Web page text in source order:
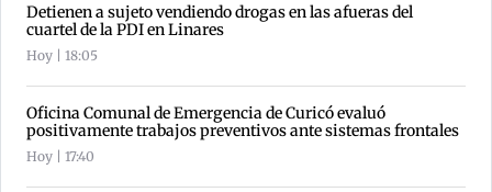
Detienen a sujeto vendiendo drogas en las afueras del
cuartel de la PDI en Linares
Hoy | 18:05
Oficina Comunal de Emergencia de Curicó evaluó
positivamente trabajos preventivos ante sistemas frontales
Hoy | 17:40